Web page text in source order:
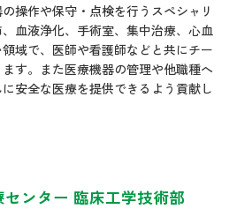
操作や保守・点検を行うスペシャリ
血液浄化、手術室、集中治療、心血
域で、医師や看護師などと共にチー
す。また医療機器の管理や他職種へ
安全な医療を提供できるよう貢献し
ンター 臨床工学技術部